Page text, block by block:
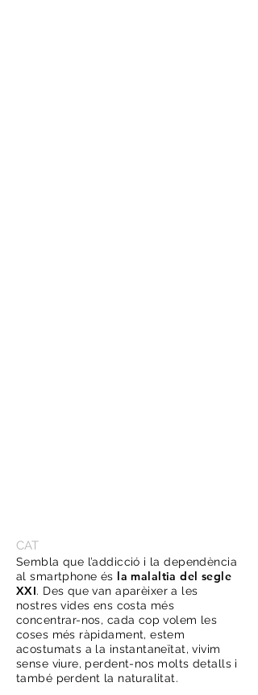
​CAT
Sembla que l’addicció i la dependència
al smartphone és la malaltia del segle
XXI. Des que van aparèixer a les
nostres vides ens costa més
concentrar-nos, cada cop volem les
coses més ràpidament, estem
acostumats a la instantaneïtat, vivim
sense viure, perdent-nos molts detalls i
també perdent la naturalitat.